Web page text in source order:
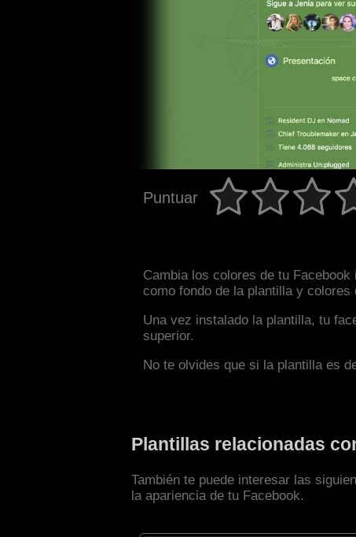
Puntuar
Cambia los colores de tu
como fondo de la plantilla y
Una vez instalado la plantilla, tu
superior.
No te olvides que si la plantilla es
Plantillas relacionadas
También te puede interesar las
la apariencia de tu Facebook.